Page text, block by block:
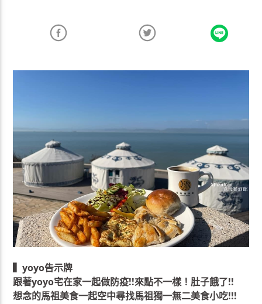
▍yoyo告示牌
跟著yoyo宅在家一起做防疫!!來點不一樣！肚子餓了!!
想念的馬祖美食一起空中尋找馬祖獨一無二美食小吃!!!